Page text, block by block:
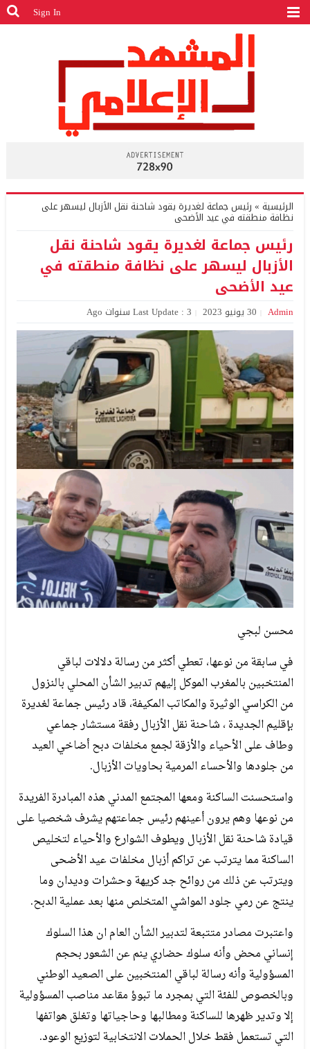
Sign In
الرئيسية » رئيس جماعة لغديرة يقود شاحنة نقل الأزبال ليسهر على
نظافة منطقته في عيد الأضحى
رئيس جماعة لغديرة يقود شاحنة نقل
الأزبال ليسهر على نظافة منطقته في
عيد الأضحى
Admin 30 يونيو 2023 Last Update : 3 سنوات Ago
محسن لبجي
في سابقة من نوعها، تعطي أكثر من رسالة دلالات لباقي
المنتخبين بالمغرب الموكل إليهم تدبير الشأن المحلي بالنزول
من الكراسي الوثيرة والمكاتب المكيفة، قاد رئيس جماعة لغديرة
بإقليم الجديدة ، شاحنة نقل الأزبال رفقة مستشار جماعي
وطاف على الأحياء والأزقة لجمع مخلفات دبح أضاخي العيد
من جلودها والأحساء المرمية بحاويات الأزبال.
واستحسنت الساكنة ومعها المجتمع المدني هذه المبادرة الفريدة
من نوعها وهم يرون أعينهم رئيس جماعتهم يشرف شخصيا على
قيادة شاحنة نقل الأزبال ويطوف الشوارع والأحياء لتخليص
الساكنة مما يترتب عن تراكم أزبال مخلفات عيد الأضحى
ويترتب عن ذلك من روائح جد كريهة وحشرات وديدان وما
ينتج عن رمي جلود المواشي المتخلص منها بعد عملية الدبح.
واعتبرت مصادر متتبعة لتدبير الشأن العام ان هذا السلوك
إنساني محض وأنه سلوك حضاري ينم عن الشعور بحجم
المسؤولية وأنه رسالة لباقي المنتخبين على الصعيد الوطني
وبالخصوص للفئة التي بمجرد ما تبوؤ مقاعد مناصب المسؤولية
إلا وتدير ظهرها للساكنة ومطالبها وحاجياتها وتغلق هواتفها
التي تستعمل فقط خلال الحملات الانتخابية لتوزيع الوعود.